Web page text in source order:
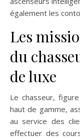
également les
Les
du
de luxe
Le chasseur,
haut de gamme,
au service des
effectuer des